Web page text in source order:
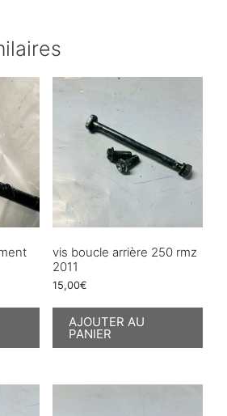
vis boucle arrière 250 rmz
2011
15,00€
AJOUTER AU
PANIER